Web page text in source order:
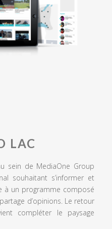
LAC
sein de MediaOne Group
souhaitant s’informer et
à un programme composé
d’opinions. Le retour
compléter le paysage